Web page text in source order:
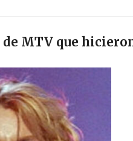
de MTV que